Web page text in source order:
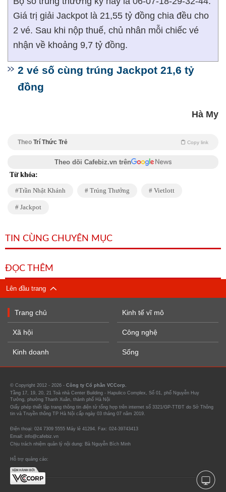
Giá trị giải Jackpot là 21,55 tỷ đồng chia đều cho
2 vé. Sau khi nộp thuế, chủ nhân mỗi chiếc vé
nhận về khoảng 9,7 tỷ đồng.
2 vé số cùng trúng Jackpot 21,6 tỷ
đồng
Hà My
Theo Trí Thức Trẻ Copy link
Theo dõi Cafebiz.vn trên
Từ khóa:
Trần Nhật Khánh Trúng Thưởng Vietlott
Jackpot
TIN CÙNG CHUYÊN MỤC
ĐỌC THÊM
Lên đầu trang
Trang chủ
Xã hội
Kinh doanh
Kinh tế vĩ mô
Công nghệ
Sống
© Copyright 2012 - 2026 - Công ty Cổ phần VCCorp.
Tầng 17, 19, 20, 21 Toà nhà Center Building - Hapulico Complex, Số 01, phố Nguyễn Huy
Tưởng, phường Thanh Xuân, thành phố Hà Nội
Giấy phép thiết lập trang thông tin điện tử tổng hợp trên internet số 3321/GP-TTĐT do Sở Thông
tin và Truyền thông TP Hà Nội cấp ngày 03 tháng 07 năm 2019.
Điện thoại: 024 7309 5555 Máy lẻ 41294. Fax: 024-39743413
Email: info@cafebiz.vn
Chịu trách nhiệm quản lý nội dung: Bà Nguyễn Bích Minh
Hỗ trợ quảng cáo: